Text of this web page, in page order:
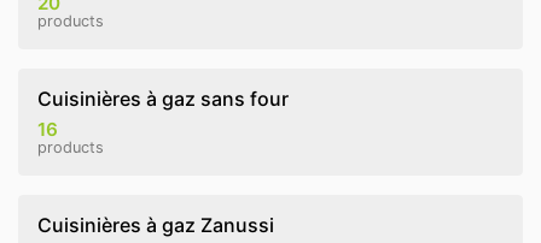
products
Cuisinières à gaz sans four
16
products
Cuisinières à gaz Zanussi